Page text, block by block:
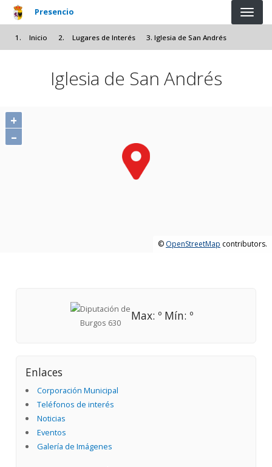
Pasar al contenido principal
Presencio
Inicio Lugares de Interés Iglesia de San Andrés
Iglesia de San Andrés
+
–
© OpenStreetMap contributors.
Max: º Mín: º
Enlaces
Corporación Municipal
Teléfonos de interés
Noticias
Eventos
Galería de Imágenes